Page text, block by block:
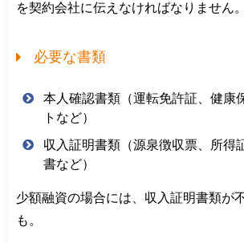
を契約会社に伝えなければなりません。
必要な書類
本人確認書類（運転免許証、健康
トなど）
収入証明書類（源泉徴収票、所得
書など）
少額融資の場合には、収入証明書類が
も。